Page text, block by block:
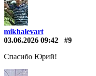
mikhalevart
03.06.2026 09:42
#9
Спасибо Юрий!